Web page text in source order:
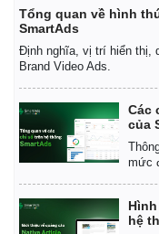
Tổng quan về hình
SmartAds
Định nghĩa, vị trí hiển thị,
Brand Video Ads.
Các
của
mức
hệ